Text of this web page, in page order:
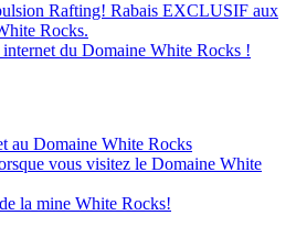
Rafting! Rabais EXCLUSIF aux
Rocks.
du Domaine White Rocks !
au Domaine White Rocks
vous visitez le Domaine White
la mine White Rocks!